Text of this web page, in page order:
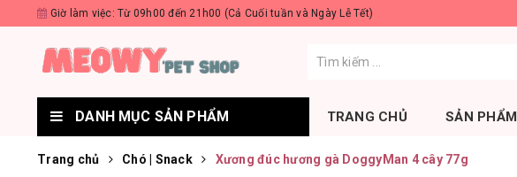
Giờ làm việc: Từ 09h00 đến 21h00 (Cả Cuối tuần và Ngày Lễ Tết)
DANH MỤC SẢN PHẨM TRANG CHỦ SẢN PHẨM
Trang chủ Chó | Snack Xương đúc hương gà DoggyMan 4 cây 77g